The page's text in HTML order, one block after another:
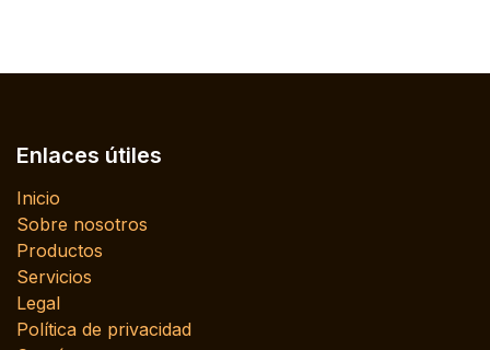
Enlaces útiles
Inicio
Sobre nosotros
Productos
Servicios
Legal
Política de privacidad